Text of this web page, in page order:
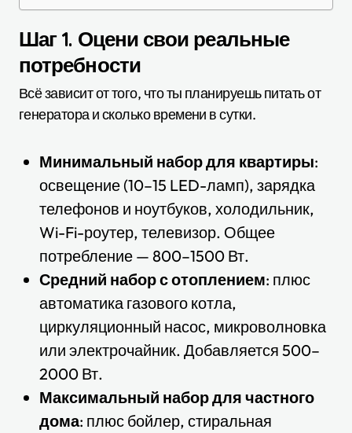
Шаг 1. Оцени свои реальные
потребности
Всё зависит от того, что ты планируешь питать от
генератора и сколько времени в сутки.
Минимальный набор для квартиры:
освещение (10–15 LED-ламп), зарядка
телефонов и ноутбуков, холодильник,
Wi-Fi-роутер, телевизор. Общее
потребление — 800–1500 Вт.
Средний набор с отоплением: плюс
автоматика газового котла,
циркуляционный насос, микроволновка
или электрочайник. Добавляется 500–
2000 Вт.
Максимальный набор для частного
дома: плюс бойлер, стиральная